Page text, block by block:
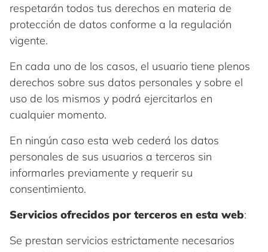
respetarán todos tus derechos en materia de
protección de datos conforme a la regulación
vigente.
En cada uno de los casos, el usuario tiene plenos
derechos sobre sus datos personales y sobre el
uso de los mismos y podrá ejercitarlos en
cualquier momento.
En ningún caso esta web cederá los datos
personales de sus usuarios a terceros sin
informarles previamente y requerir su
consentimiento.
Servicios ofrecidos por terceros en esta web:
Se prestan servicios estrictamente necesarios